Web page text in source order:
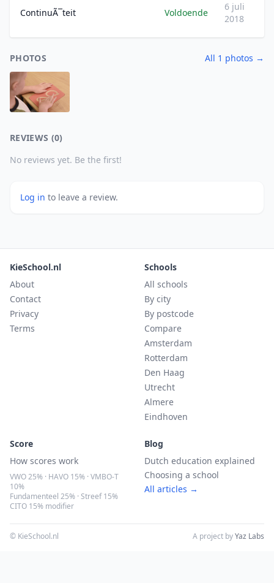
ContinuÃ¯teit Voldoende
6 juli
2018
PHOTOS All 1 photos →
REVIEWS (0)
No reviews yet. Be the first!
Log in to leave a review.
KieSchool.nl
About
Contact
Privacy
Terms
Schools
All schools
By city
By postcode
Compare
Amsterdam
Rotterdam
Den Haag
Utrecht
Almere
Eindhoven
Score
How scores work
VWO 25% · HAVO 15% · VMBO-T
10%
Fundamenteel 25% · Streef 15%
CITO 15% modifier
Blog
Dutch education explained
Choosing a school
All articles →
© KieSchool.nl A project byYaz Labs